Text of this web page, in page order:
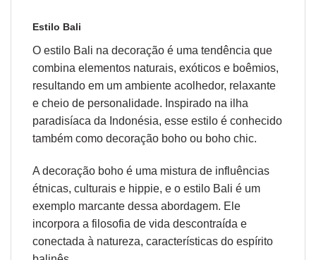
Estilo Bali
O estilo Bali na decoração é uma tendência que
combina elementos naturais, exóticos e boêmios,
resultando em um ambiente acolhedor, relaxante
e cheio de personalidade. Inspirado na ilha
paradisíaca da Indonésia, esse estilo é conhecido
também como decoração boho ou boho chic.
A decoração boho é uma mistura de influências
étnicas, culturais e hippie, e o estilo Bali é um
exemplo marcante dessa abordagem. Ele
incorpora a filosofia de vida descontraída e
conectada à natureza, características do espírito